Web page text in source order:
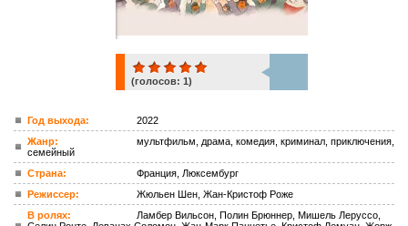
(голосов: 1)
Год выхода:
2022
Жанр:
мультфильм, драма, комедия, криминал, приключения,
семейный
Страна:
Франция, Люксембург
Режиссер:
Жюльен Шен, Жан-Кристоф Роже
В ролях:
Ламбер Вильсон, Полин Брюннер, Мишель Леруссо,